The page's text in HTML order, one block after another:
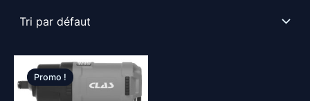
Promo !